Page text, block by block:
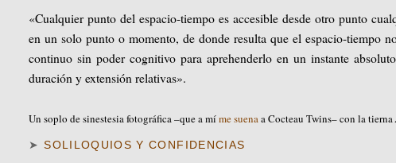
«Cualquier punto del espacio-tiempo es accesible desde otro punto
en un solo punto o momento, de donde resulta que el espacio-tiempo
continuo sin poder cognitivo para aprehenderlo en un instante
duración y extensión relativas».
Un soplo de sinestesia fotográfica –que a míme suenaa Cocteau Twins– con la tierna
➤SOLILOQUIOS Y CONFIDENCIAS